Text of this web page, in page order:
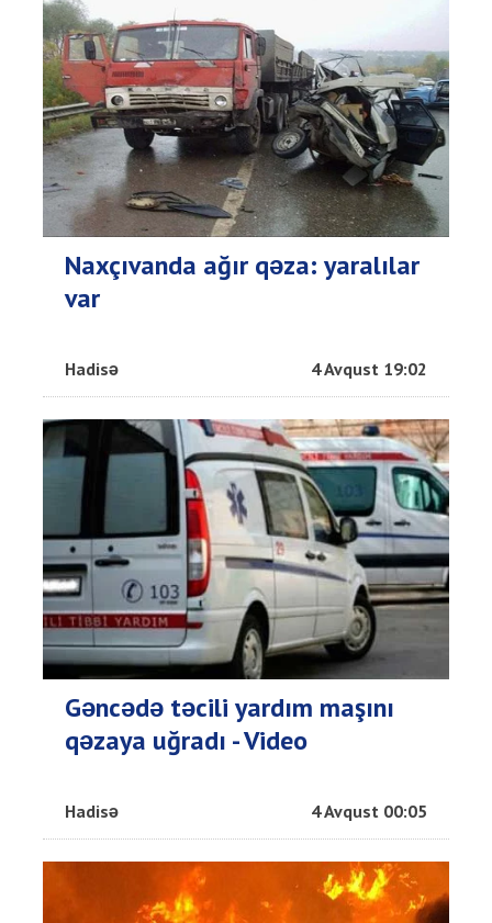
Naxçıvanda ağır qəza: yaralılar
var
Hadisə 4 Avqust 19:02
Gəncədə təcili yardım maşını
qəzaya uğradı - Video
Hadisə 4 Avqust 00:05